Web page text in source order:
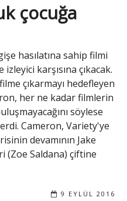
çocuğa
hasılatına sahip filmi
karşısına çıkacak.
çıkarmayı hedefleyen
her ne kadar filmlerin
söylese
Cameron, Variety'ye
devamının Jake
(Zoe Saldana) çiftine
9 EYLÜL 2016